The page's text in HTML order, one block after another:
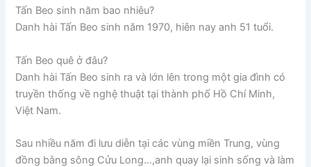
Tấn Beo sinh năm bao nhiêu?
Danh hài Tấn Beo sinh năm 1970, hiên nay anh 51 tuổi.
Tấn Beo quê ở đâu?
Danh hài Tấn Beo sinh ra và lớn lên trong một gia đình có
truyền thống về nghệ thuật tại thành phố Hồ Chí Minh,
Việt Nam.
Sau nhiều năm đi lưu diễn tại các vùng miền Trung, vùng
đồng bằng sông Cửu Long…,anh quay lại sinh sống và làm